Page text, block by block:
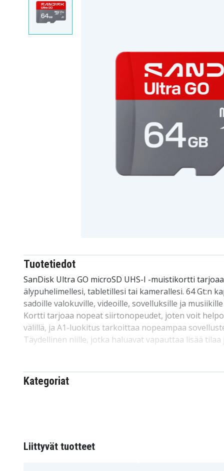
Tuotetiedot
SanDisk Ultra GO microSD UHS-I -muistikortti
älypuhelimellesi, tabletillesi tai kamerallesi. 64 Gt:n
sadoille valokuville, videoille, sovelluksille ja
Kortti tarjoaa nopeat siirtonopeudet, joten voit
välillä, ja A1-luokitus tarkoittaa nopeampaa
Täydellinen niille, jotka haluavat vapauttaa lisää
Tekniset tiedot:
Merkki:
Mitat:15 x 11 x 0,8 mm
Kategoriat
Liittyvät tuotteet